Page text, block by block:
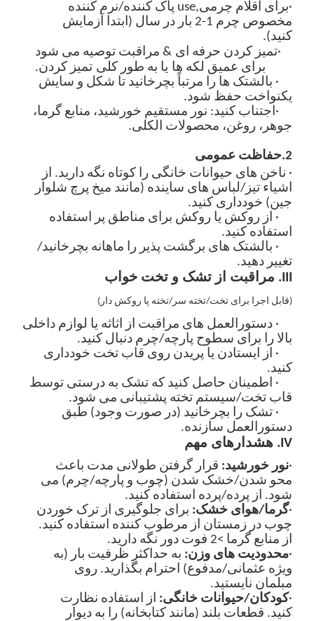
·برای اقلام چرمی, use
پاک کننده/نرم کننده
مخصوص چرم
1-2 بار در سال (ابتدا آزمایش
کنید).
·تمیز کردن حرفه ای & مراقبت توصیه می شود
برای عمیق لکه ها یا به طور کلی تمیز کردن.
· بالشتک ها را مرتباً بچرخانید تا شکل و سایش
یکنواخت حفظ شود.
·اجتناب کنید: نور مستقیم خورشید، منابع گرما،
جوهر، روغن، محصولات الکلی.
2
.حفاظت عمومی
· ناخن های حیوانات خانگی را کوتاه نگه دارید. از
اشیاء تیز/لباس های ساینده (مانند میخ پرچ شلوار
جین) خودداری کنید.
· از روکش یا روکش برای مناطق پر استفاده
استفاده کنید.
· بالشتک های برگشت پذیر را ماهانه بچرخانید/
تغییر دهید.
III. مراقبت از تشک و تخت خواب
(قابل اجرا برای تخت/تخته سر/تخته پا روکش دار )
· دستورالعمل های مراقبت از اثاثه یا لوازم داخلی
بالا را برای سطوح پارچه/چرم دنبال کنید.
· از ایستادن یا پریدن روی قاب تخت خودداری
کنید.
· اطمینان حاصل کنید که تشک به درستی توسط
قاب تخت/سیستم تخته پشتیبانی می شود.
· تشک را بچرخانید (در صورت وجود) طبق
دستورالعمل سازنده.
IV. هشدارهای مهم
·نور خورشید: قرار گرفتن طولانی مدت باعث
محو شدن/خشک شدن (چوب و پارچه/چرم) می
شود. از پرده/پرده استفاده کنید.
·گرما/هوای خشک: برای جلوگیری از ترک خوردن
چوب در زمستان از مرطوب کننده استفاده کنید.
از منابع گرما >2 فوت دور نگه دارید.
·محدودیت های وزن: به حداکثر ظرفیت بار (به
ویژه عثمانی/مدفوع) احترام بگذارید. روی
مبلمان نایستید.
·کودکان/حیوانات خانگی: از استفاده نظارت
کنید. قطعات بلند (مانند کتابخانه) را به دیوار